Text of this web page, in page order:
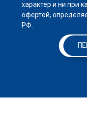
характер и ни при
офертой,
РФ.